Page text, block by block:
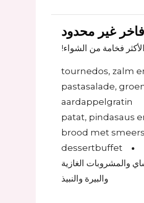
غير محدود
فخامة من الشواء!
tournedos, zalm
pastasalade,
aardappelgratin
patat, pindasaus
brood met
dessertbuffet
والمشروبات الغازية
والبيرة والنبيذ